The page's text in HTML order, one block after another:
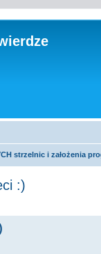
strzelnic i założenia
:)